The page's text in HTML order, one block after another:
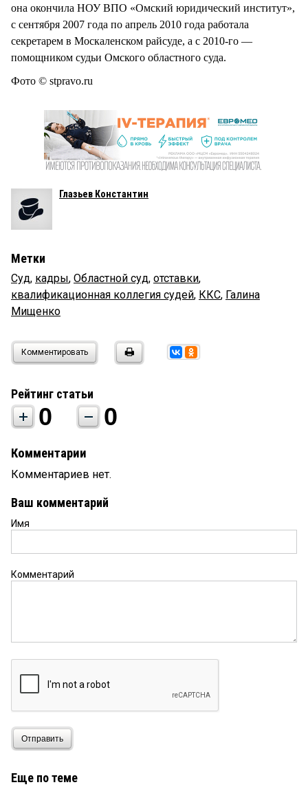
она окончила НОУ ВПО «Омский юридический институт»,
с сентября 2007 года по апрель 2010 года работала
секретарем в Москаленском райсуде, а с 2010-го —
помощником судьи Омского областного суда.
Фото © stpravo.ru
Глазьев Константин
Метки
Суд, кадры, Областной суд, отставки,
квалификационная коллегия судей, ККС, Галина
Мищенко
Комментировать
Рейтинг статьи
0 0
Комментарии
Комментариев нет.
Ваш комментарий
Имя
Комментарий
Отправить
Еще по теме